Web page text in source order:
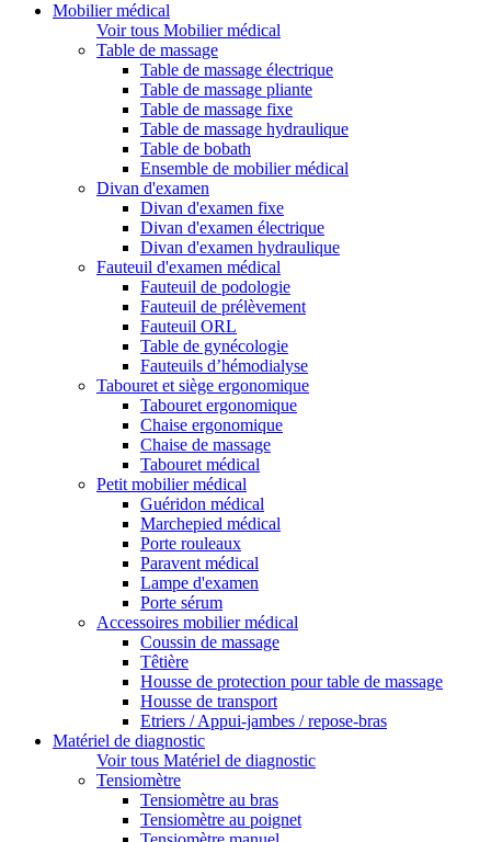
Mobilier médical
Voir tous Mobilier médical
Table de massage
Table de massage électrique
Table de massage pliante
Table de massage fixe
Table de massage hydraulique
Table de bobath
Ensemble de mobilier médical
Divan d'examen
Divan d'examen fixe
Divan d'examen électrique
Divan d'examen hydraulique
Fauteuil d'examen médical
Fauteuil de podologie
Fauteuil de prélèvement
Fauteuil ORL
Table de gynécologie
Fauteuils d’hémodialyse
Tabouret et siège ergonomique
Tabouret ergonomique
Chaise ergonomique
Chaise de massage
Tabouret médical
Petit mobilier médical
Guéridon médical
Marchepied médical
Porte rouleaux
Paravent médical
Lampe d'examen
Porte sérum
Accessoires mobilier médical
Coussin de massage
Têtière
Housse de protection pour table de massage
Housse de transport
Etriers / Appui-jambes / repose-bras
Matériel de diagnostic
Voir tous Matériel de diagnostic
Tensiomètre
Tensiomètre au bras
Tensiomètre au poignet